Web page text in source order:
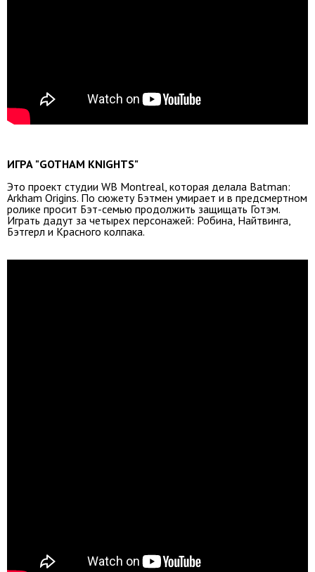
ИГРА "GOTHAM KNIGHTS"
Это проект студии WB Montreal, которая делала Batman:
Arkham Origins. По сюжету Бэтмен умирает и в предсмертном
ролике просит Бэт-семью продолжить защищать Готэм.
Играть дадут за четырех персонажей: Робина, Найтвинга,
Бэтгерл и Красного колпака.